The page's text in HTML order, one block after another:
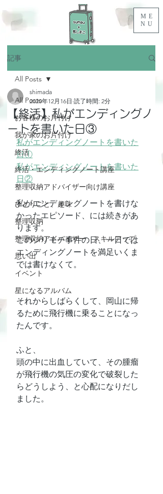
ME
NU
記事
All Posts
お客様のお片付け
我が家のお片付け
終活
終活・エンディングノート講座
整理収納アドバイザー向け講座
ひとりごと、趣味
整理収納
整理収納アドバイザー スキルアップ
思い出
イベント
星になるアルバム
All Posts
【終活】私がエンディングノ
ートを書いた日③
shimada
2020年12月16日 読了時間: 2分
私がエンディングノートを書いた
日①
私がエンディングノートを書いた
日②
私がエンディングノートを書けな
かったエピソード、には続きがあ
ります。
このシリモチ事件の日、一日では
エンディングノートを満足いくま
では書けなくて。
それからしばらくして、岡山に帰
るために飛行機に乗ることになっ
たんです。
ふと、
頭の中に出血していて、その腫瘤
が飛行機の気圧の変化で破裂した
らどうしよう、と心配になりだし
ました。